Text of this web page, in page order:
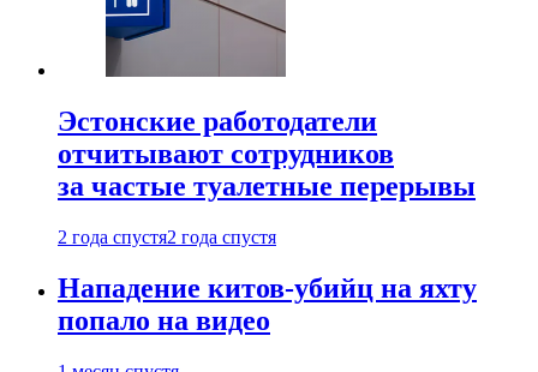
Эстонские работодатели
отчитывают сотрудников
за частые туалетные перерывы
2 года спустя2 года спустя
Нападение китов-убийц на яхту
попало на видео